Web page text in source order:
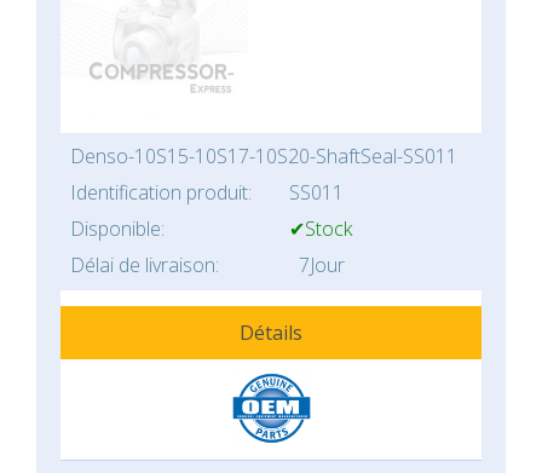
Denso-10S15-10S17-10S20-ShaftSeal-SS011
Identification produit:
SS011
Disponible:
✔Stock
Délai de livraison:
7Jour
Détails